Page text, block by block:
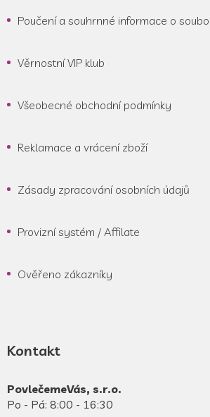
Poučení a souhrnné informace o
Věrnostní VIP klub
Všeobecné obchodní podmínky
Reklamace a vrácení zboží
Zásady zpracování osobních údajů
Provizní systém / Affilate
Ověřeno zákazníky
Kontakt
PovlečemeVás, s.r.o.
Po - Pá: 8:00 - 16:30